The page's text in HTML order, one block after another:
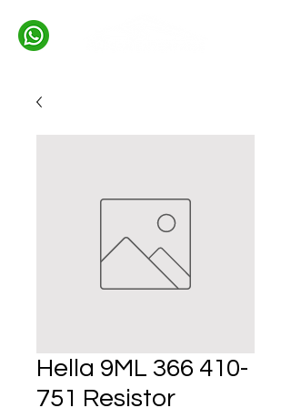
Hella 9ML 366 410-
751 Resistor